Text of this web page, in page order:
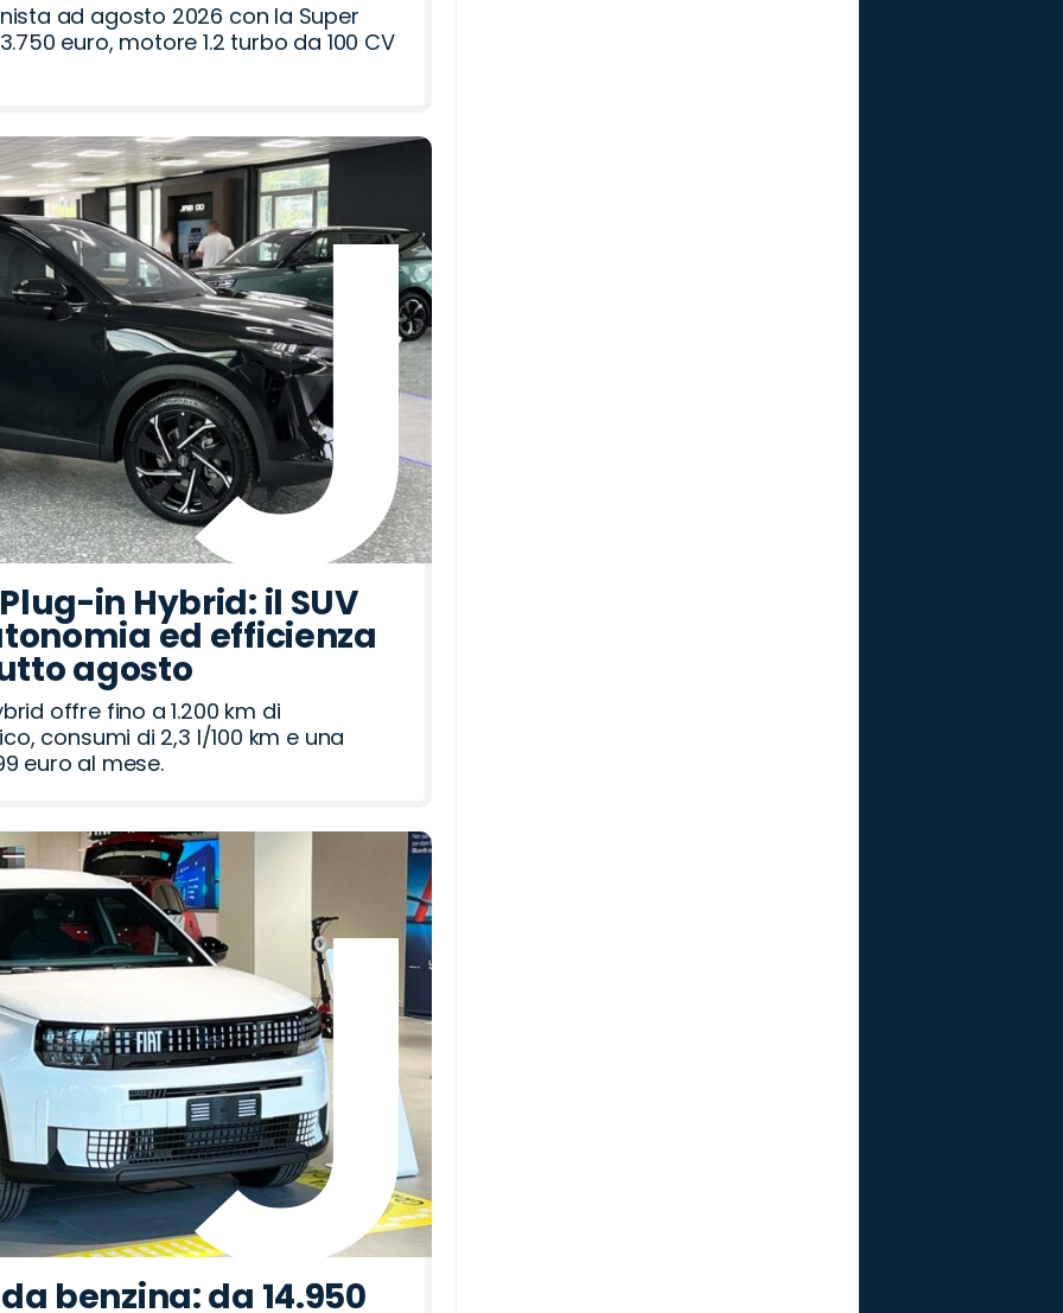
ad agosto 2026 con la Super
euro, motore 1.2 turbo da 100 CV
in Hybrid: il SUV
ed efficienza
agosto
offre fino a 1.200 km di
consumi di 2,3 l/100 km e una
euro al mese.
benzina: da 14.950